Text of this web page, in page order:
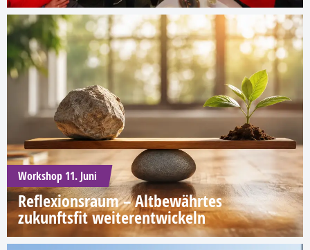
Workshop 11. Juni
Reflexionsraum – Altbewährtes
zukunftsfit weiterentwickeln